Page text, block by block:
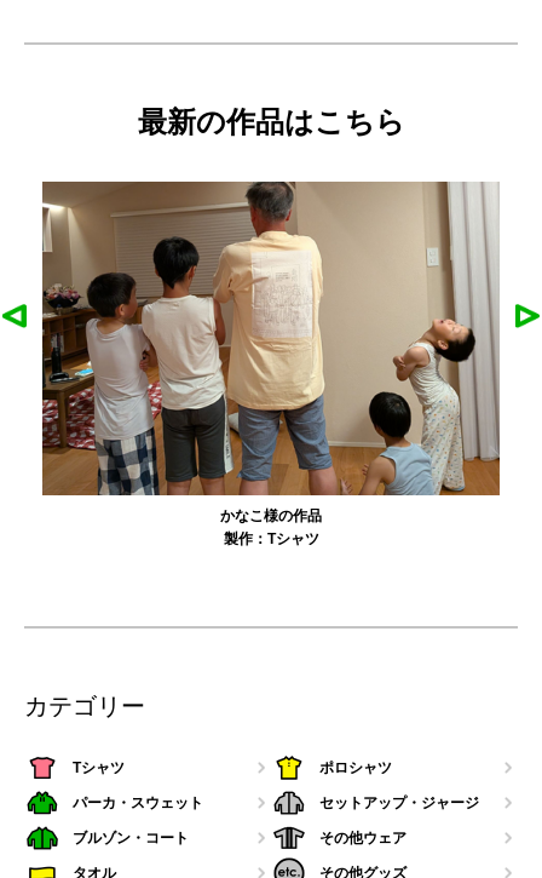
最新の作品はこちら
農工大硬式庭球部様の作品
製作： Tシャツ
カテゴリー
Tシャツ ポロシャツ
パーカ・スウェット セットアップ・ジャージ
ブルゾン・コート その他ウェア
タオル その他グッズ